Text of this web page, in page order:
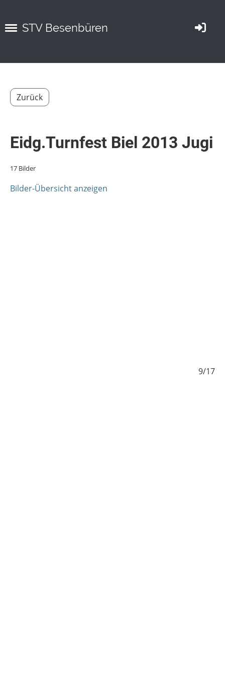
STV Besenbüren
Zurück
Eidg.Turnfest Biel 2013 Jugi
17 Bilder
Bilder-Übersicht anzeigen
9/17